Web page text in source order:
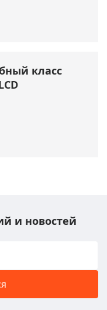
класс
и новостей